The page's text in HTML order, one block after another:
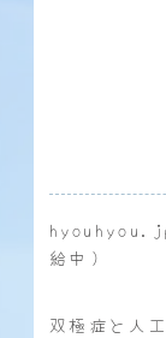
給中）
双極症と人